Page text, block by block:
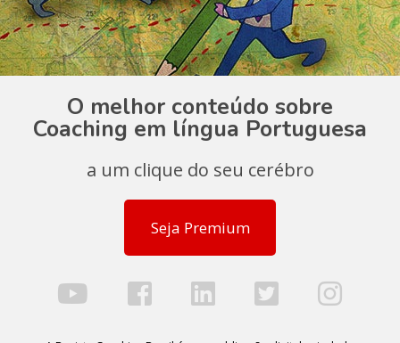
O melhor conteúdo sobre
Coaching em língua Portuguesa
a um clique do seu cerébro
Seja Premium